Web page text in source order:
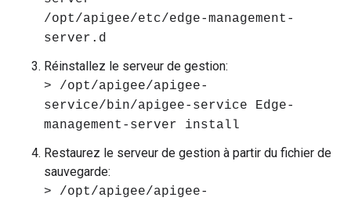
/opt/apigee/etc/edge-management-
server.d
Réinstallez le serveur de gestion:
> /opt/apigee/apigee-
service/bin/apigee-service Edge-
management-server install
Restaurez le serveur de gestion à partir du fichier de
sauvegarde:
> /opt/apigee/apigee-